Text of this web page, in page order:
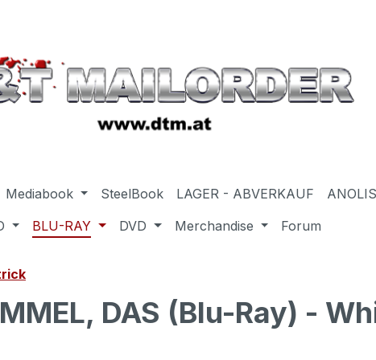
Mediabook SteelBook LAGER - ABVERKAUF
BLU-RAY DVD Merchandise Forum
DAS (Blu-Ray) -